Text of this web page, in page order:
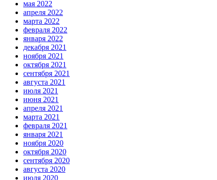
мая 2022
апреля 2022
марта 2022
февраля 2022
января 2022
декабря 2021
ноября 2021
октября 2021
сентября 2021
августа 2021
июля 2021
июня 2021
апреля 2021
марта 2021
февраля 2021
января 2021
ноября 2020
октября 2020
сентября 2020
августа 2020
июля 2020